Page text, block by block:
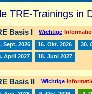
TRE-Trainings in
Basis I Wichtige
Sept. 2026 16. Okt. 2026 30.
April 2027
18. Juni 2027
Basis II Wichtige